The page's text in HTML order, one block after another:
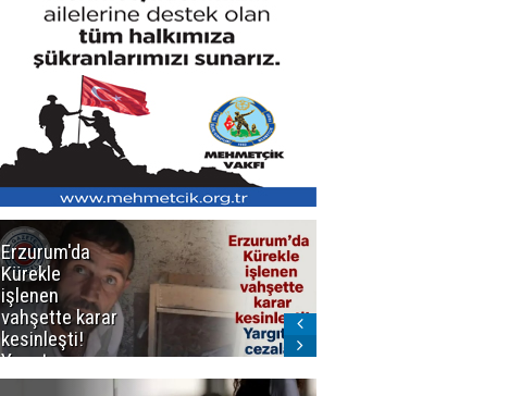
Erzurum'da
Kürekle
işlenen
vahşette karar
kesinleşti!
Yargıtay
cezaları onadı